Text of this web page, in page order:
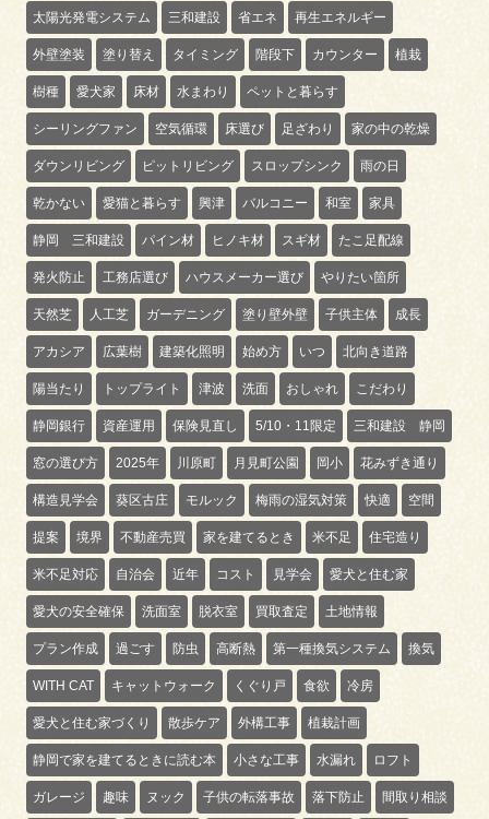
太陽光発電システム 三和建設 省エネ 再生エネルギー
外壁塗装 塗り替え タイミング 階段下 カウンター 植栽
樹種 愛犬家 床材 水まわり ペットと暮らす
シーリングファン 空気循環 床選び 足ざわり 家の中の乾燥
ダウンリビング ピットリビング スロップシンク 雨の日
乾かない 愛猫と暮らす 興津 バルコニー 和室 家具
静岡 三和建設 パイン材 ヒノキ材 スギ材 たこ足配線
発火防止 工務店選び ハウスメーカー選び やりたい箇所
天然芝 人工芝 ガーデニング 塗り壁外壁 子供主体 成長
アカシア 広葉樹 建築化照明 始め方 いつ 北向き道路
陽当たり トップライト 津波 洗面 おしゃれ こだわり
静岡銀行 資産運用 保険見直し 5/10・11限定 三和建設 静岡
窓の選び方 2025年 川原町 月見町公園 岡小 花みずき通り
構造見学会 葵区古庄 モルック 梅雨の湿気対策 快適 空間
提案 境界 不動産売買 家を建てるとき 米不足 住宅造り
米不足対応 自治会 近年 コスト 見学会 愛犬と住む家
愛犬の安全確保 洗面室 脱衣室 買取査定 土地情報
プラン作成 過ごす 防虫 高断熱 第一種換気システム 換気
WITH CAT キャットウォーク くぐり戸 食欲 冷房
愛犬と住む家づくり 散歩ケア 外構工事 植栽計画
静岡で家を建てるときに読む本 小さな工事 水漏れ ロフト
ガレージ 趣味 ヌック 子供の転落事故 落下防止 間取り相談